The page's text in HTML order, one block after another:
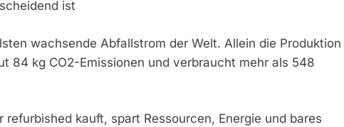
ist
wachsende Abfallstrom der Welt. Allein die Produktion
84 kg CO2-Emissionen und verbraucht mehr als 548
kauft, spart Ressourcen, Energie und bares